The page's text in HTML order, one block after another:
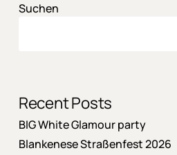
Suchen
Recent Posts
BIG White Glamour party
Blankenese Straßenfest 2026